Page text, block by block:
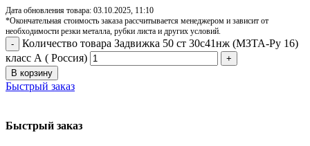
Дата обновления товара: 03.10.2025, 11:10
*Окончательная стоимость заказа рассчитывается менеджером и зависит от
необходимости резки металла, рубки листа и других условий.
Количество товара Задвижка 50 ст 30с41нж (МЗТА-Ру 16)
класс А ( Россия)
В корзину
Быстрый заказ
Быстрый заказ